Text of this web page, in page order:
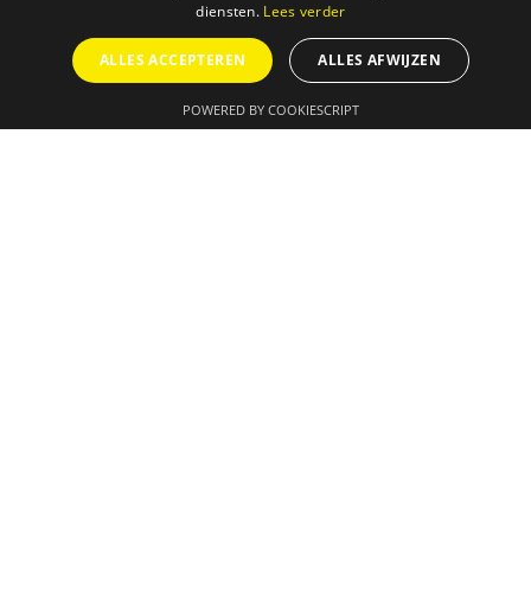
diensten. Lees verder
ALLES ACCEPTEREN ALLES AFWIJZEN
POWERED BY COOKIESCRIPT